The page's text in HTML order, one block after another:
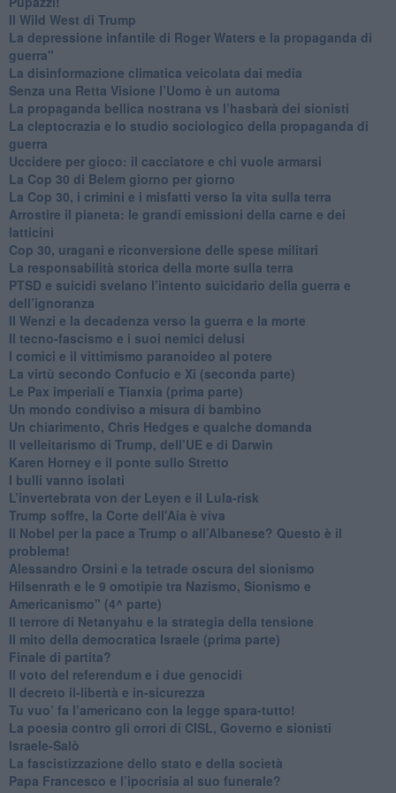
​Il Wild West di Trump
​La depressione infantile di Roger Waters e la propaganda di
guerra"
​La disinformazione climatica veicolata dai media
Senza una Retta Visione l’Uomo è un automa
​La propaganda bellica nostrana vs l’hasbarà dei sionisti
​La cleptocrazia e lo studio sociologico della propaganda di
guerra
​Uccidere per gioco: il cacciatore e chi vuole armarsi
​La Cop 30 di Belem giorno per giorno
La Cop 30, i crimini e i misfatti verso la vita sulla terra
Arrostire il pianeta: le grandi emissioni della carne e dei
latticini
​Cop 30, uragani e riconversione delle spese militari
La responsabilità storica della morte sulla terra
PTSD e suicidi svelano l’intento suicidario della guerra e
dell’ignoranza
Il Wenzi e la decadenza verso la guerra e la morte
​Il tecno-fascismo e i suoi nemici delusi
​I comici e il vittimismo paranoideo al potere
​La virtù secondo Confucio e Xi (seconda parte)
Le Pax imperiali e Tianxia (prima parte)
Un mondo condiviso a misura di bambino
​Un chiarimento, Chris Hedges e qualche domanda
Il velleitarismo di Trump, dell’UE e di Darwin
​Karen Horney e il ponte sullo Stretto
​I bulli vanno isolati
L’invertebrata von der Leyen e il Lula-risk
Trump soffre, la Corte dell'Aia è viva
​Il Nobel per la pace a Trump o all’Albanese? Questo è il
problema!
​Alessandro Orsini e la tetrade oscura del sionismo
​Hilsenrath e le 9 omotipie tra Nazismo, Sionismo e
Americanismo" (4^ parte)
​Il terrore di Netanyahu e la strategia della tensione
Il mito della democratica Israele (prima parte)
​Finale di partita?
​Il voto del referendum e i due genocidi
Il decreto il-libertà e in-sicurezza
Tu vuo’ fa l’americano con la legge spara-tutto!
La poesia contro gli orrori di CISL, Governo e sionisti
Israele-Salò
​La fascistizzazione dello stato e della società
Papa Francesco e l’ipocrisia al suo funerale?